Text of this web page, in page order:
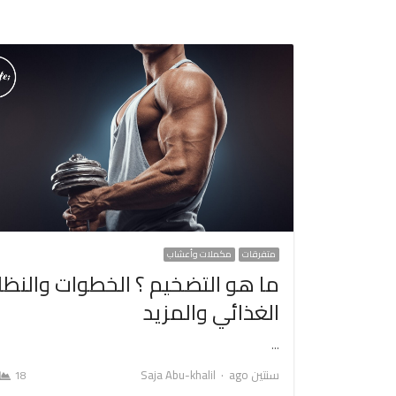
متفرقات مكملات وأعشاب
ما هو التضخيم ؟ الخطوات
الغذائي والمزيد
…
سنتين ago
Author
Saja Abu-khalil
18